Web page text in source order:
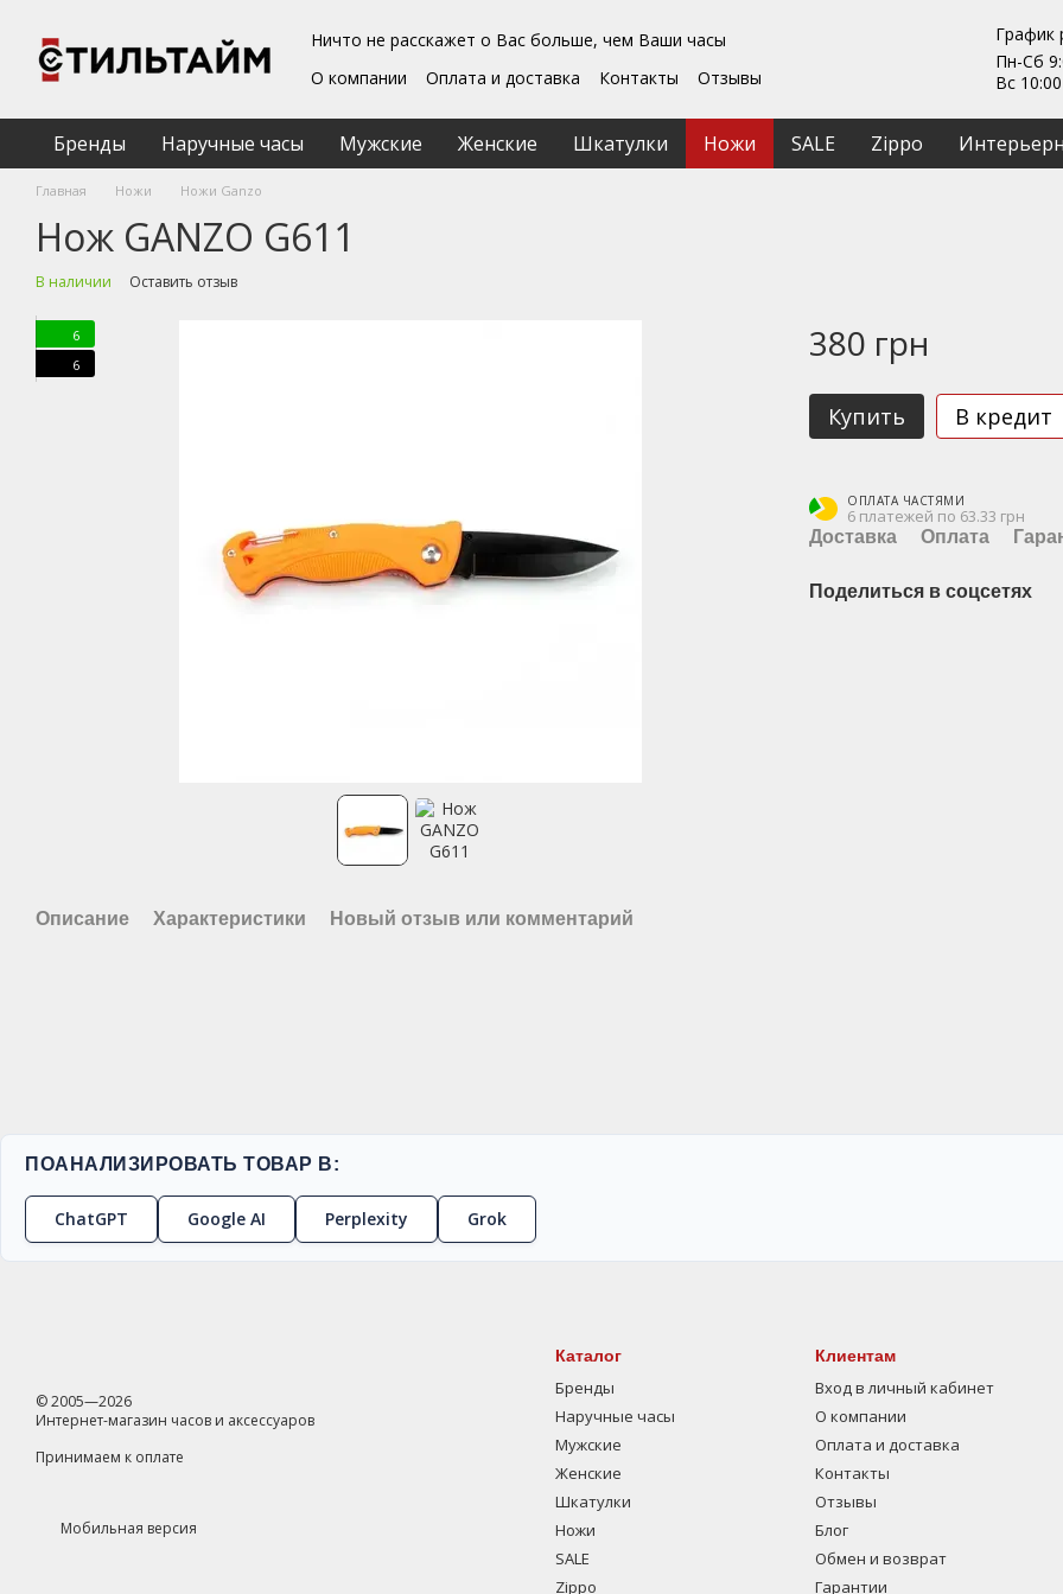
Ничто не расскажет о Вас больше, чем Ваши часы
О компании
Оплата и доставка Контакты
Отзывы
Пользовательское соглашение
График
Пн-Сб
Вс
Бренды Наручные часы Мужские Женские Шкатулки Ножи SALE Zippo
Главная Ножи Ножи Ganzo
Нож GANZO G611
В наличии Оставить отзыв
6
6
Описание Характеристики Новый отзыв или комментарий
380 грн
Купить В кредит
ОПЛАТА ЧАСТЯМИ
6 платежей по 63.33 грн
Доставка Оплата
Поделиться в соцсетях
ПОАНАЛИЗИРОВАТЬ ТОВАР В:
ChatGPT Google AI Perplexity Grok
© 2005—2026
Интернет-магазин часов и аксессуаров
Принимаем к оплате
Мобильная версия
Каталог
Бренды
Наручные часы
Мужские
Женские
Шкатулки
Ножи
SALE
Zippo
Клиентам
Вход в личный кабинет
О компании
Оплата и доставка
Контакты
Отзывы
Блог
Обмен и возврат
Гарантии